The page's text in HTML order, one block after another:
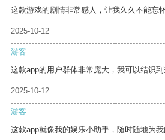
这款游戏的剧情非常感人，让我久久不能忘怀
2025-10-12
游客
这款app的用户群体非常庞大，我可以结识到
2025-10-12
游客
这款app就像我的娱乐小助手，随时随地为我